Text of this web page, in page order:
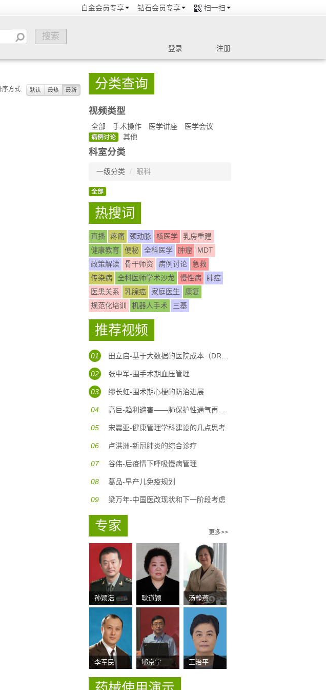
白金会员专享 钻石会员专享 扫一扫
登录 注册
序方式: 默认 最热 最新 分类查询
视频类型
全部 手术操作 医学讲座 医学会议
病例讨论 其他
科室分类
一级分类 / 眼科
全部
热搜词
直播 疼痛 颈动脉 核医学
乳房重建
健康教育
便秘 全科医学 肿瘤
MDT
政策解读
骨干师资 病例讨论
急救
传染病
全科医师学术沙龙 慢性病
肺癌
医患关系
乳腺癌 家庭医生
康复
规范化培训
机器人手术 三基
推荐视频
01 田立启-基于大数据的医院成本（DRG DIP)核算体系构建
02 张中军-围手术期血压管理
03 缪长虹-围术期心梗的防治进展
04 高巨-趋利避害——肺保护性通气再认识
05 宋震亚-健康管理学科建设的几点思考
06 卢洪洲-新冠肺炎的综合诊疗
07 谷伟-后疫情下呼吸慢病管理
08 葛品-早产儿免疫规划
09 梁万年-中国医改现状和下一阶段考虑
专家 更多>>
孙颖浩 耿道颖 汤静燕
李军民 郇京宁 王治平